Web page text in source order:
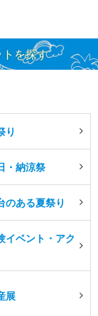
を探す
り
・納涼祭
のある夏祭り
イベント・アク
展